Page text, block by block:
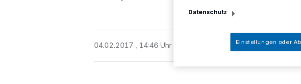
04.02.2017 , 14:46 Uhr 2 Minuten Lesezeit
Datenschutz
Einstellungen oder